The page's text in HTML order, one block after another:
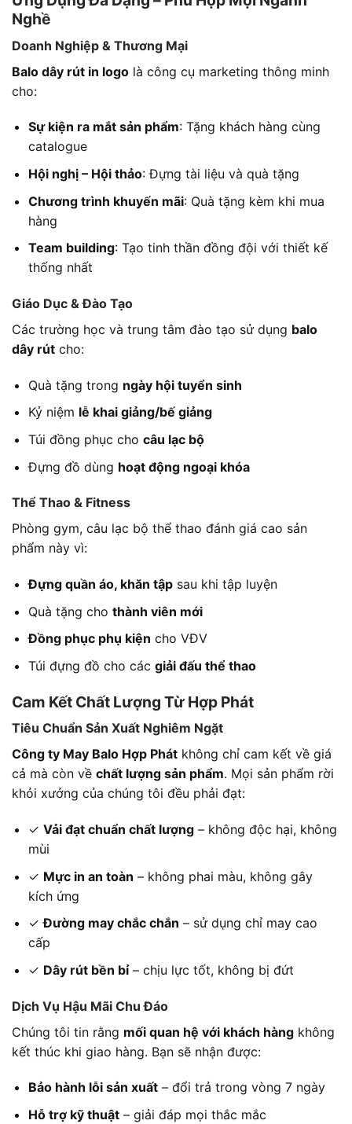
Nghề
Doanh Nghiệp & Thương Mại
Balo dây rút in logo là công cụ marketing thông minh
cho:
Sự kiện ra mắt sản phẩm: Tặng khách hàng cùng
catalogue
Hội nghị – Hội thảo: Đựng tài liệu và quà tặng
Chương trình khuyến mãi: Quà tặng kèm khi mua
hàng
Team building: Tạo tinh thần đồng đội với thiết kế
thống nhất
Giáo Dục & Đào Tạo
Các trường học và trung tâm đào tạo sử dụng balo
dây rút cho:
Quà tặng trong ngày hội tuyển sinh
Kỷ niệm lễ khai giảng/bế giảng
Túi đồng phục cho câu lạc bộ
Đựng đồ dùng hoạt động ngoại khóa
Thể Thao & Fitness
Phòng gym, câu lạc bộ thể thao đánh giá cao sản
phẩm này vì:
Đựng quần áo, khăn tậpsau khi tập luyện
Quà tặng cho thành viên mới
Đồng phục phụ kiện cho VĐV
Túi đựng đồ cho các giải đấu thể thao
Cam Kết Chất Lượng Từ Hợp Phát
Tiêu Chuẩn Sản Xuất Nghiêm Ngặt
Công ty May Balo Hợp Phát không chỉ cam kết về giá
cả mà còn về chất lượng sản phẩm. Mọi sản phẩm rời
khỏi xưởng của chúng tôi đều phải đạt:
✓ Vải đạt chuẩn chất lượng– không độc hại, không
mùi
✓ Mực in an toàn – không phai màu, không gây
kích ứng
✓Đường may chắc chắn – sử dụng chỉ may cao
cấp
✓ Dây rút bền bỉ– chịu lực tốt, không bị đứt
Dịch Vụ Hậu Mãi Chu Đáo
Chúng tôi tin rằng mối quan hệ với khách hàng không
kết thúc khi giao hàng. Bạn sẽ nhận được:
Bảo hành lỗi sản xuất– đổi trả trong vòng 7 ngày
Hỗ trợ kỹ thuật– giải đáp mọi thắc mắc